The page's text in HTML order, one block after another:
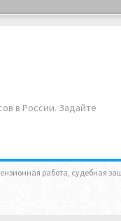
в России. Задайте
работа, судебная